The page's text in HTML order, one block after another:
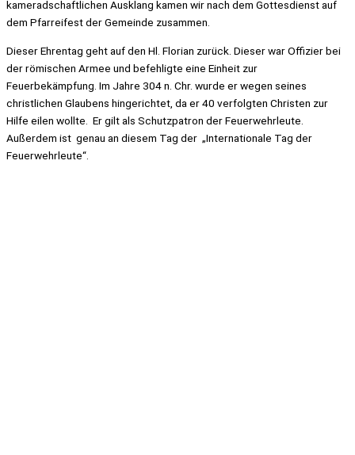
kameradschaftlichen Ausklang kamen wir nach dem Gottesdienst auf
dem Pfarreifest der Gemeinde zusammen.
Dieser Ehrentag geht auf den Hl. Florian zurück. Dieser war Offizier bei
der römischen Armee und befehligte eine Einheit zur
Feuerbekämpfung. Im Jahre 304 n. Chr. wurde er wegen seines
christlichen Glaubens hingerichtet, da er 40 verfolgten Christen zur
Hilfe eilen wollte. Er gilt als Schutzpatron der Feuerwehrleute.
Außerdem ist genau an diesem Tag der „Internationale Tag der
Feuerwehrleute“.